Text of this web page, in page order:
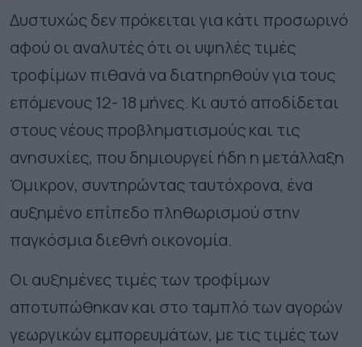
Δυστυχώς δεν πρόκειται για κάτι προσωρινό
αφού οι αναλυτές ότι οι υψηλές τιμές
τροφίμων πιθανά να διατηρηθούν για τους
επόμενους 12- 18 μήνες. Κι αυτό αποδίδεται
στους νέους προβληματισμούς και τις
ανησυχίες, που δημιουργεί ήδη η μετάλλαξη
Όμικρον, συντηρώντας ταυτόχρονα, ένα
αυξημένο επίπεδο πληθωρισμού στην
παγκόσμια διεθνή οικονομία.
Οι αυξημένες τιμές των τροφίμων
αποτυπώθηκαν και στο ταμπλό των αγορών
γεωργικών εμπορευμάτων, με τις τιμές των